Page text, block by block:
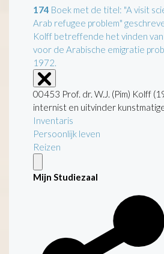
174 Boek met de titel: "A visit
Arab refugee problem"
Kolff betreffende het vinden van
voor de Arabische emigratie
1972.
00453 Prof. dr. W.J. (Pim) Kolff
internist en uitvinder
Inventaris
Persoonlijk leven
Reizen
Mijn Studiezaal